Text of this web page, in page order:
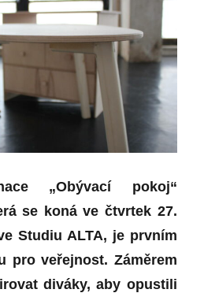
„Obývací pokoj“
se koná ve čtvrtek 27.
Studiu ALTA, je prvním
pro veřejnost. Záměrem
diváky, aby opustili